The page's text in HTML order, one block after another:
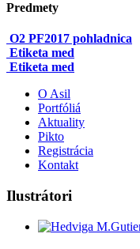
Predmety
O2 PF2017 pohladnica
Etiketa med
Etiketa med
O Asil
Portfóliá
Aktuality
Pikto
Registrácia
Kontakt
Ilustrátori